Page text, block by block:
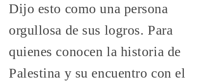
Dijo esto como una persona
orgullosa de sus logros. Para
quienes conocen la historia de
Palestina y su encuentro con el